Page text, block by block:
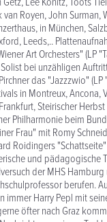
Royen, John Surman,
in München,
Leeds,..
Art Orchesters" (LP
bei unzähligen
das "Jazzzwio"
in Montreux, Ancona,
Steirischer
Philharmonie beim
Frau" mit Romy
Roidingers
und pädagogische
der MHS
berufen.
Harry Pepl mit
öfter nach Graz